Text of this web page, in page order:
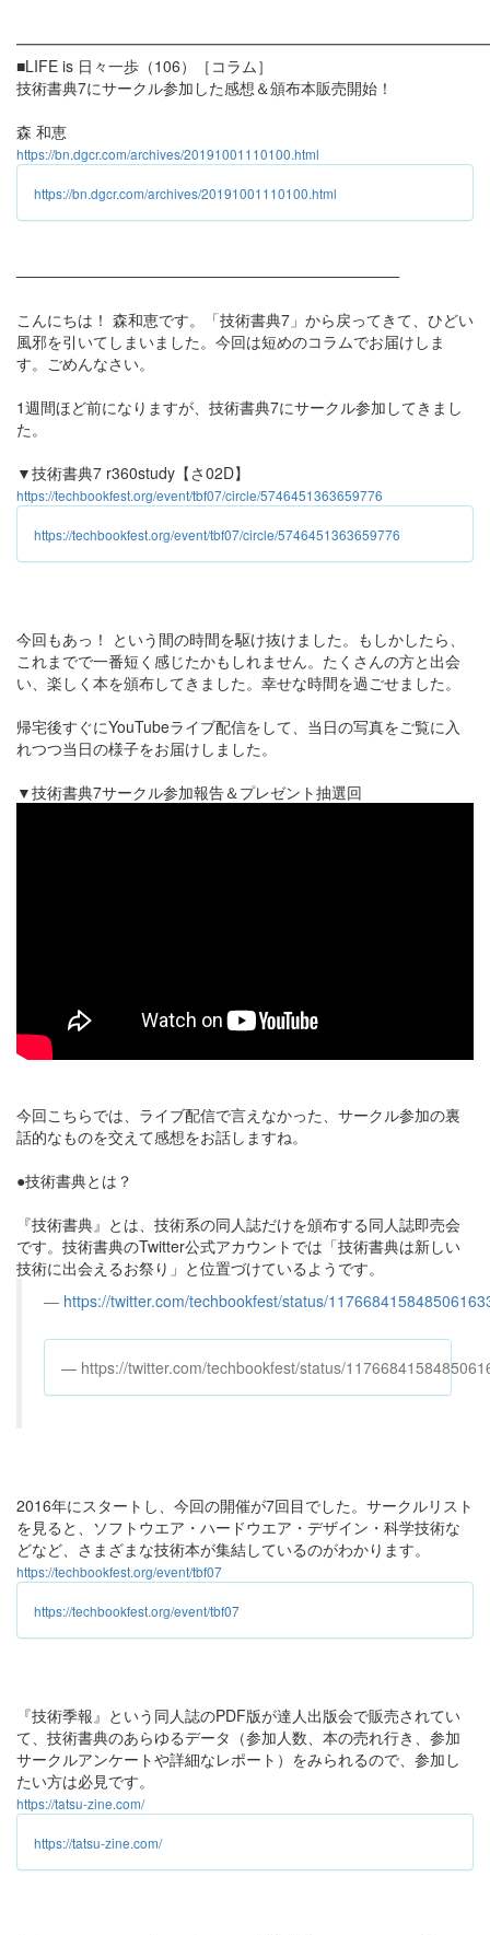
■LIFE is 日々一歩（106）［コラム］
技術書典7にサークル参加した感想＆頒布本販売開始！
森 和恵
https://bn.dgcr.com/archives/20191001110100.html
https://bn.dgcr.com/archives/20191001110100.html
───────────────────────────────────
こんにちは！ 森和恵です。「技術書典7」から戻ってきて、ひどい
風邪を引いてしまいました。今回は短めのコラムでお届けしま
す。ごめんなさい。
1週間ほど前になりますが、技術書典7にサークル参加してきまし
た。
▼技術書典7 r360study【さ02D】
https://techbookfest.org/event/tbf07/circle/5746451363659776
https://techbookfest.org/event/tbf07/circle/5746451363659776
今回もあっ！ という間の時間を駆け抜けました。もしかしたら、
これまでで一番短く感じたかもしれません。たくさんの方と出会
い、楽しく本を頒布してきました。幸せな時間を過ごせました。
帰宅後すぐにYouTubeライブ配信をして、当日の写真をご覧に入
れつつ当日の様子をお届けしました。
▼技術書典7サークル参加報告＆プレゼント抽選回
今回こちらでは、ライブ配信で言えなかった、サークル参加の裏
話的なものを交えて感想をお話しますね。
●技術書典とは？
『技術書典』とは、技術系の同人誌だけを頒布する同人誌即売会
です。技術書典のTwitter公式アカウントでは「技術書典は新しい
技術に出会えるお祭り」と位置づけているようです。
https://twitter.com/techbookfest/status/
https://twitter.com/techbookfest/status/
2016年にスタートし、今回の開催が7回目でした。サークルリスト
を見ると、ソフトウエア・ハードウエア・デザイン・科学技術な
どなど、さまざまな技術本が集結しているのがわかります。
https://techbookfest.org/event/tbf07
https://techbookfest.org/event/tbf07
『技術季報』という同人誌のPDF版が達人出版会で販売されてい
て、技術書典のあらゆるデータ（参加人数、本の売れ行き、参加
サークルアンケートや詳細なレポート）をみられるので、参加し
たい方は必見です。
https://tatsu-zine.com/
https://tatsu-zine.com/